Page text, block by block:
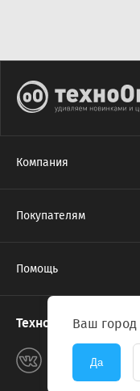
Ваш город
Да
Компания
Покупателям
Помощь
Техноопт в соцсетях